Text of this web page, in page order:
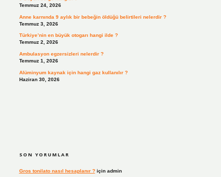
Temmuz 24, 2026
Anne karnında 9 aylık bir bebeğin öldüğü belirtileri nelerdir ?
Temmuz 3, 2026
Türkiye’nin en büyük otogarı hangi ilde ?
Temmuz 2, 2026
Ambulasyon egzersizleri nelerdir ?
Temmuz 1, 2026
Alüminyum kaynak için hangi gaz kullanılır ?
Haziran 30, 2026
SON YORUMLAR
Gros tonilato nasıl hesaplanır ?için admin